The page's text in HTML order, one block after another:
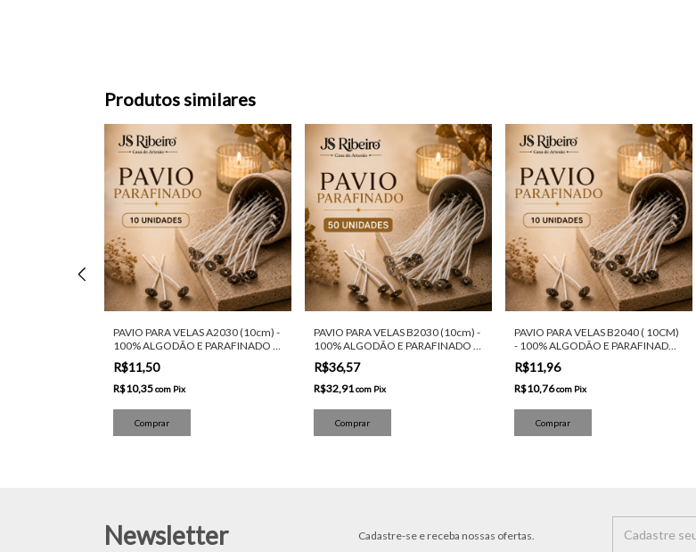
Produtos similares
PAVIO PARA VELAS A2030 (10cm) -
100% ALGODÃO E PARAFINADO -
10 UNIDADES
R$11,50
R$10,35com Pix
PAVIO PARA VELAS B2030 (10cm) -
100% ALGODÃO E PARAFINADO -
50 UNIDADES
R$36,57
R$32,91com Pix
PAVIO PARA VELAS B2040 ( 10CM)
- 100% ALGODÃO E PARAFINADO -
10 UNIDADES
R$11,96
R$10,76com Pix
Newsletter Cadastre-se e receba nossas ofertas.